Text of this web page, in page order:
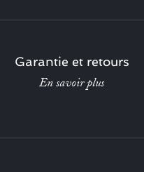
Garantie et retours
En savoir plus